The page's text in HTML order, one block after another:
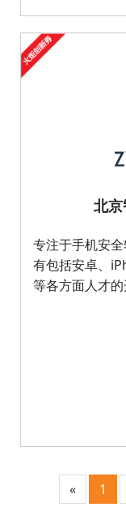
北
专注于手机安
有包括安卓、
等各方面人才
« 1